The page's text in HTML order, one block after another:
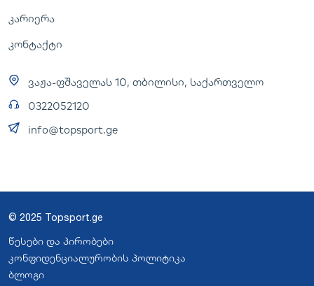
კარიერა
კონტაქტი
ვაჟა-ფშაველას 10, თბილისი, საქართველო
0322052120
info@topsport.ge
© 2025 Topsport.ge
წესები და პირობები
კონფიდენციალურობის პოლიტიკა
ბლოგი